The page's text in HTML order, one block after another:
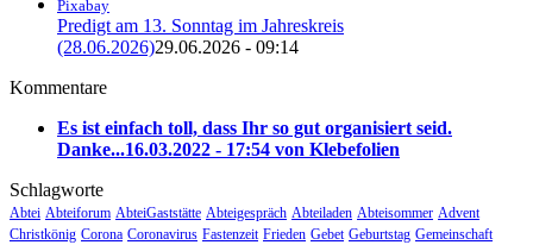
Pixabay
Predigt am 13. Sonntag im Jahreskreis
(28.06.2026)29.06.2026 - 09:14
Kommentare
Es ist einfach toll, dass Ihr so gut organisiert seid.
Danke...16.03.2022 - 17:54 von Klebefolien
Schlagworte
Abtei Abteiforum AbteiGaststätte Abteigespräch Abteiladen Abteisommer Advent
Christkönig Corona Coronavirus Fastenzeit Frieden Gebet Geburtstag Gemeinschaft